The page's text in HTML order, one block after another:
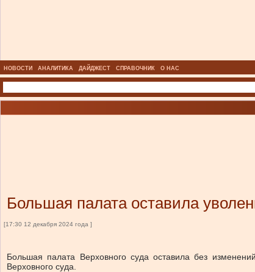
НОВОСТИ АНАЛИТИКА ДАЙДЖЕСТ СПРАВОЧНИК О НАС
Большая палата оставила
[17:30 12 декабря 2024 года ]
Большая палата Верховного суда оставила без
Верховного суда.